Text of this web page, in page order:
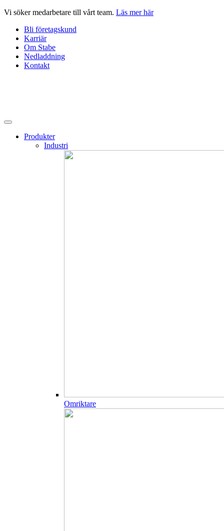
Hoppa
innehåll
Vi söker medarbetare till vårt team. Läs mer här
Bli företagskund
Karriär
Om Stabe
Nedladdning
Kontakt
Produkter
Industri
Omriktare